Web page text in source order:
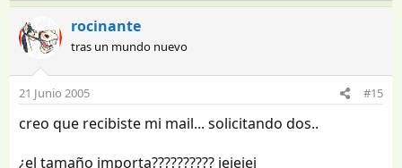
rocinante
tras un mundo nuevo
21 Junio 2005 #15
creo que recibiste mi mail... solicitando dos..
¿el tamaño importa?????????? jejejej